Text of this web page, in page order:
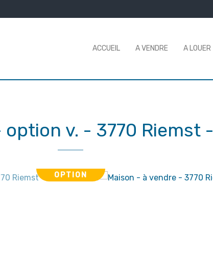
ACCUEIL A VENDRE A LOUER
option v. - 3770 Riemst -
OPTION